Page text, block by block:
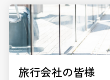
旅行会社の皆様